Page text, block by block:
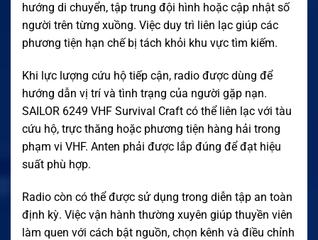
hướng di chuyển, tập trung đội hình hoặc cập nhật số
người trên từng xuồng. Việc duy trì liên lạc giúp các
phương tiện hạn chế bị tách khỏi khu vực tìm kiếm.
Khi lực lượng cứu hộ tiếp cận, radio được dùng để
hướng dẫn vị trí và tình trạng của người gặp nạn.
SAILOR 6249 VHF Survival Craft có thể liên lạc với tàu
cứu hộ, trực thăng hoặc phương tiện hàng hải trong
phạm vi VHF. Anten phải được lắp đúng để đạt hiệu
suất phù hợp.
Radio còn có thể được sử dụng trong diễn tập an toàn
định kỳ. Việc vận hành thường xuyên giúp thuyền viên
làm quen với cách bật nguồn, chọn kênh và điều chỉnh